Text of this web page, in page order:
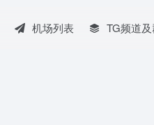
机场列表 TG频道及